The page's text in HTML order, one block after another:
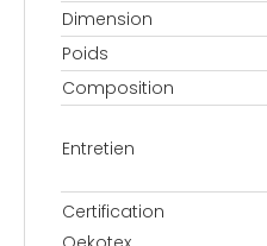
Dimension
Poids
Composition
Entretien
Certification